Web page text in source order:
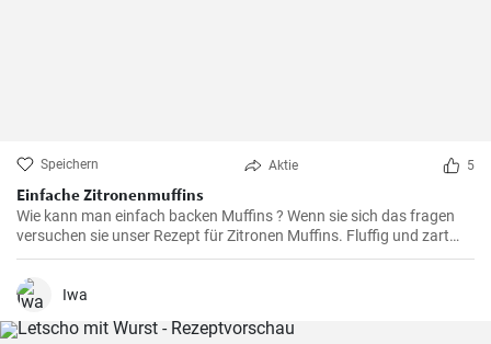
Speichern Aktie 5
Einfache Zitronenmuffins
Wie kann man einfach backen Muffins ? Wenn sie sich das fragen
versuchen sie unser Rezept für Zitronen Muffins. Fluffig und zart
voller Zitronenaroma zergehen sie auf der Zunge - Ihre Kinder und
Gäste werden sie lieben .
Iwa